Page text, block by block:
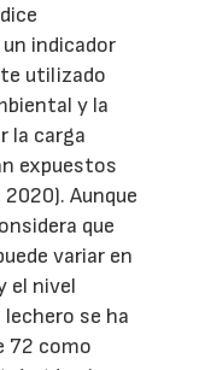
indicador
utilizado
y la
la carga
expuestos
Aunque
que
variar en
el nivel
se ha
72 como